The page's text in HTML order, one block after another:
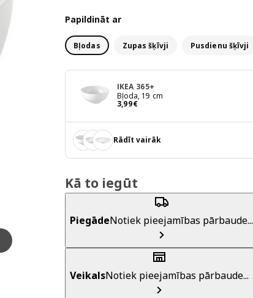
Papildināt ar
Bļodas Zupas šķīvji Pusdienu šķīvji
IKEA 365+
Bļoda, 19 cm
3,99€
Cena 3,99€
Rādīt vairāk
Kā to iegūt
PiegādeNotiek pieejamības pārbaude...
VeikalsNotiek pieejamības pārbaude...